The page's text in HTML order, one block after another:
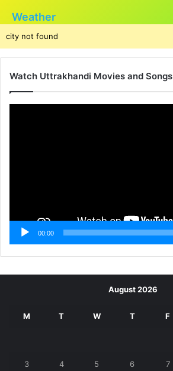
Weather
city not found
Watch Uttrakhandi Movies and Songs
00:00
August 2026
M T W T F
3 4 5 6 7